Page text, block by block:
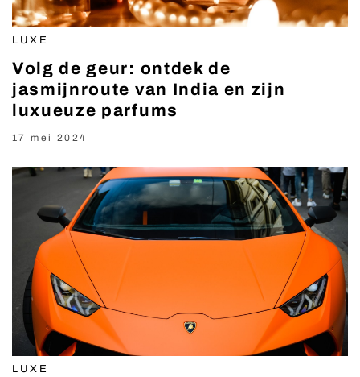
LUXE
Volg de geur: ontdek de
jasmijnroute van India en zijn
luxueuze parfums
17 mei 2024
LUXE